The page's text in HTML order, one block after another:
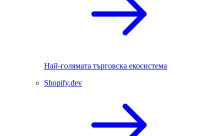
Най-голямата търговска екосистема
Shopify.dev